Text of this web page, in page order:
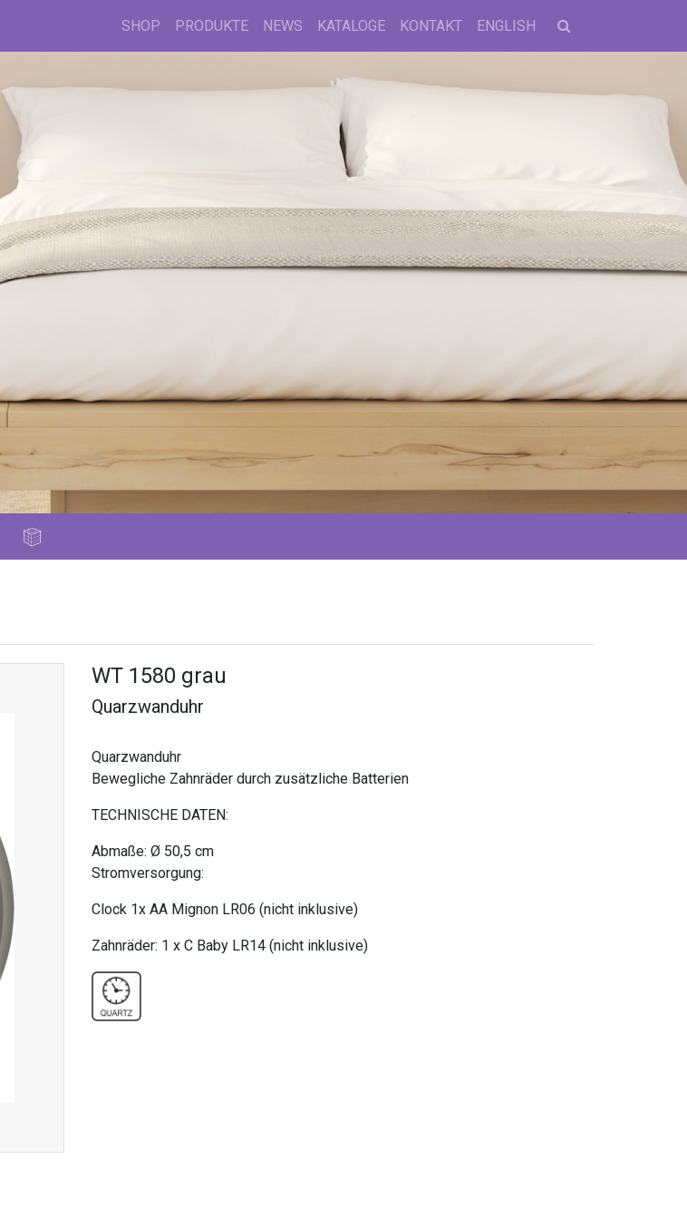
SHOP PRODUKTE NEWS KATALOGE KONTAKT ENGLISH
WT 1580 grau
Quarzwanduhr
Quarzwanduhr
Bewegliche Zahnräder durch zusätzliche Batterien
TECHNISCHE DATEN:
Abmaße: Ø 50,5 cm
Stromversorgung:
Clock 1x AA Mignon LR06 (nicht inklusive)
Zahnräder: 1 x C Baby LR14 (nicht inklusive)